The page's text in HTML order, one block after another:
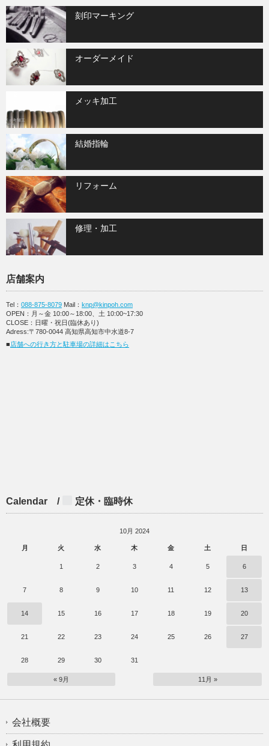
刻印マーキング
オーダーメイド
メッキ加工
結婚指輪
リフォーム
修理・加工
店舗案内
Tel： 088-875-8079 Mail： knp@kinpoh.com
OPEN：月～金 10:00～18:00、土 10:00~17:30
CLOSE：日曜・祝日(臨休あり)
Adress:〒780-0044 高知県高知市中水道8-7
■店舗への行き方と駐車場の詳細はこちら
Calendar / 定休・臨時休
10月 2024
月 火 水 木 金 土 日
1 2 3 4 5 6
7 8 9 10 11 12 13
14 15 16 17 18 19 20
21 22 23 24 25 26 27
28 29 30 31
« 9月 11月 »
会社概要